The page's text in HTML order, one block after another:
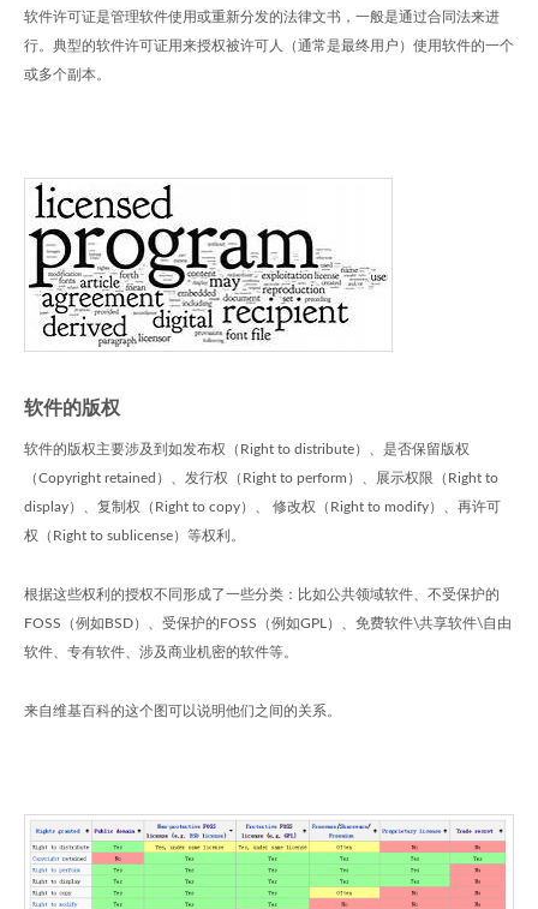
软件许可证是管理软件使用或重新分发的法律文书，一般是通过合同法来进
行。典型的软件许可证用来授权被许可人（通常是最终用户）使用软件的一个
或多个副本。
软件的版权
软件的版权主要涉及到如发布权（Right to distribute）、是否保留版权
（Copyright retained）、发行权（Right to perform）、展示权限（Right to
display）、复制权（Right to copy）、 修改权（Right to modify）、再许可
权（Right to sublicense）等权利。
根据这些权利的授权不同形成了一些分类：比如公共领域软件、不受保护的
FOSS（例如BSD）、受保护的FOSS（例如GPL）、免费软件\共享软件\自由
软件、专有软件、涉及商业机密的软件等。
来自维基百科的这个图可以说明他们之间的关系。